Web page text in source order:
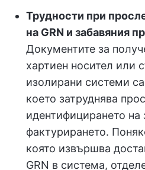
Трудности при
на GRN и забавяния
Документите за
хартиен носител или
изолирани системи
което затруднява
идентифицирането на
фактурирането.
която извършва
GRN в система,